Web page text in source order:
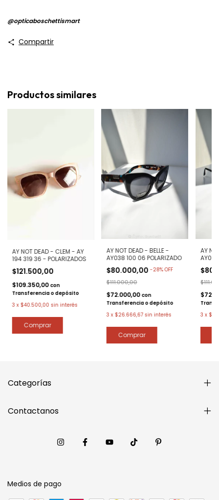
@opticaboschettismart
Compartir
Productos similares
AY NOT DEAD - CLEM - AY
194 319 36 - POLARIZADOS
$121.500,00
$109.350,00 con
Transferencia o depósito
3 x $40.500,00 sin interés
AY NOT DEAD - BELLE -
AY038 100 06 POLARIZADO
$80.000,00-28%OFF
$111.000,00
$72.000,00 con
Transferencia o depósito
3 x $26.666,67 sin interés
AY
3 x
Categorías
Contactanos
Medios de pago